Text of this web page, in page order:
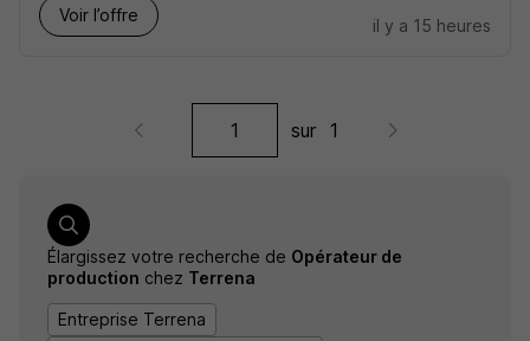
Voir l’offre
il y a 15 heures
sur 1
Élargissez votre recherche de Opérateur de
production chez Terrena
Entreprise Terrena